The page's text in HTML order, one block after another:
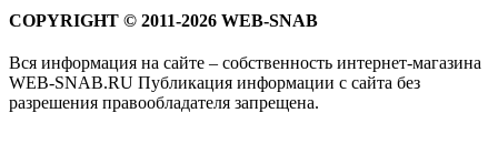
COPYRIGHT © 2011-2026 WEB-SNAB
Вся информация на сайте – собственность интернет-магазина
WEB-SNAB.RU Публикация информации с сайта без
разрешения правообладателя запрещена.